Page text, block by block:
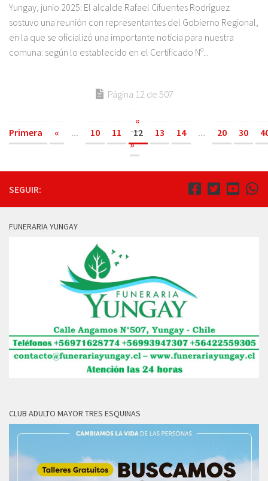
Yungay, junio 2025: El alcalde Rafael Cifuentes Rodríguez
sostuvo una reunión con representantes del Gobierno Regional,
en la que se oficializó una importante noticia para nuestra
comuna: según lo establecido en el Certificado Nº...
Página 12 de 507
«
Primera
« ... 10 11 12 13 14 ... 20 30
»
SEGUIR:
FUNERARIA YUNGAY
CLUB ADULTO MAYOR TRES ESQUINAS